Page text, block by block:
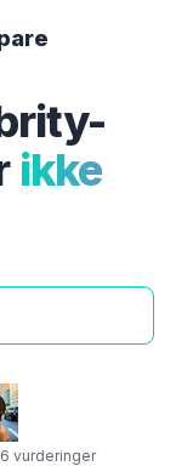
ikke
vurderinger